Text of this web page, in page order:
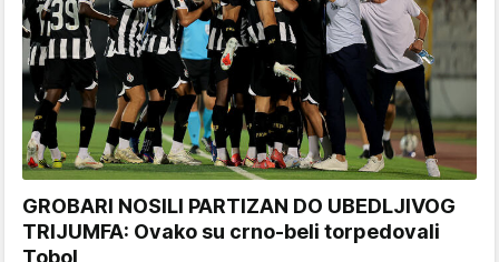
GROBARI NOSILI PARTIZAN DO UBEDLJIVOG
TRIJUMFA: Ovako su crno-beli torpedovali